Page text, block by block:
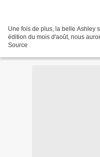
Une fois de plus, la belle Ashley
édition du mois d'août, nous
Source